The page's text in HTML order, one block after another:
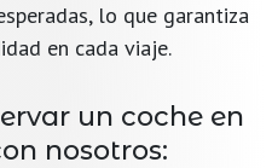
lo que garantiza
en cada viaje.
un coche en
nosotros: